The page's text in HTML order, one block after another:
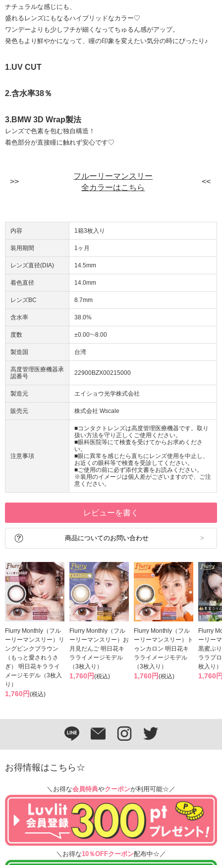
ナチュラルな感じにも、
盛れるレンズにもなるハイブリッドなカラー♡
ワンデーよりも少しフチが細くなってちゅるん感がアップ。
発色もより鮮やかになって、瞳の印象を変えたい気分の時にぴったり♪
1.UV CUT
2.含水率38％
3.BMW 3D Wrap製法
レンズで色素を包む独自構造！
着色部分が直接瞳に触れず安心です♡
フルーリーマンスリー
全カラーはこちら
内容 1箱3枚入り
装用期間 1ヶ月
レンズ直径(DIA) 14.5mm
着色直径 14.0mm
レンズBC 8.7mm
含水率 38.0%
度数 ±0.00~-8.00
製造国 台湾
高度管理医療機器承
認番号
22900BZX00215000
製造元 エイショウ光学株式会社
販売元 株式会社 Wscale
注意事項
■コンタクトレンズは高度管理医療機器です。取り
扱い方法を守り正しくご使用ください。
■眼科医院等にて検査を受けてからお求めくださ
い。
■眼に異常を感じたら直ちにレンズ使用を中止し、
お近くの眼科等で検査を受診してください。
■ご使用の前に必ず添付文書をお読みください。
※装用のイメージは個人差がございますので、ご注
意ください。
レビューを書く
商品についてのお問い合わせ
Flurry Monthly（フル
ーリーマンスリー）リ
ングピンクブラウン
（もっと愛されうさ
ぎ） 明日花キラライ
メージモデル（3枚入
り）
1,760円(税込)
Flurry Monthly（フル
ーリーマンスリー）お
月見だんご 明日花キ
ラライメージモデル
（3枚入り）
1,760円(税込)
Flurry Monthly（フル
ーリーマンスリー）ト
ゥンカロン 明日花キ
ラライメージモデル
（3枚入り）
1,760円(税込)
Flurry
ーリー
黒蜜ぷ
ララプ
枚入り）
1,760
お得情報はこちら☆
＼お得な会員特典やクーポンが利用可能☆／
＼お得な10％OFFクーポン配布中☆／